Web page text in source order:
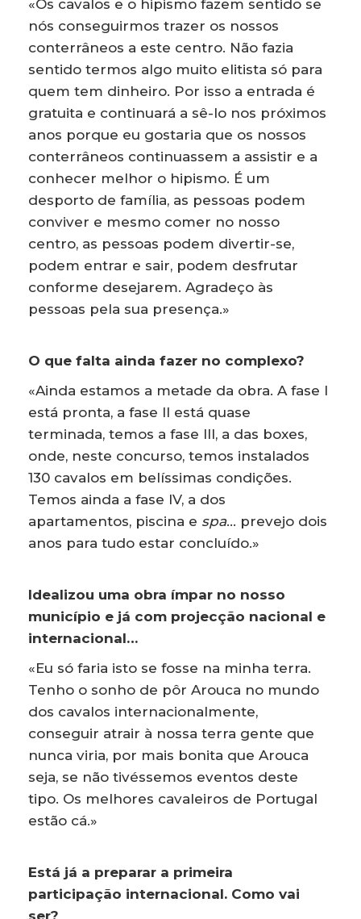
«Os cavalos e o hipismo fazem sentido se
nós conseguirmos trazer os nossos
conterrâneos a este centro. Não fazia
sentido termos algo muito elitista só para
quem tem dinheiro. Por isso a entrada é
gratuita e continuará a sê-lo nos próximos
anos porque eu gostaria que os nossos
conterrâneos continuassem a assistir e a
conhecer melhor o hipismo. É um
desporto de família, as pessoas podem
conviver e mesmo comer no nosso
centro, as pessoas podem divertir-se,
podem entrar e sair, podem desfrutar
conforme desejarem. Agradeço às
pessoas pela sua presença.»
O que falta ainda fazer no complexo?
«Ainda estamos a metade da obra. A fase I
está pronta, a fase II está quase
terminada, temos a fase III, a das boxes,
onde, neste concurso, temos instalados
130 cavalos em belíssimas condições.
Temos ainda a fase IV, a dos
apartamentos, piscina e spa… prevejo dois
anos para tudo estar concluído.»
Idealizou uma obra ímpar no nosso
município e já com projecção nacional e
internacional…
«Eu só faria isto se fosse na minha terra.
Tenho o sonho de pôr Arouca no mundo
dos cavalos internacionalmente,
conseguir atrair à nossa terra gente que
nunca viria, por mais bonita que Arouca
seja, se não tivéssemos eventos deste
tipo. Os melhores cavaleiros de Portugal
estão cá.»
Está já a preparar a primeira
participação internacional. Como vai
ser?